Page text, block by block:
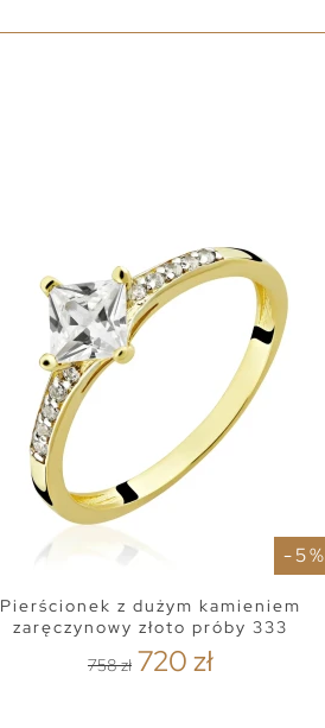
- 5 %
Pierścionek z dużym kamieniem
zaręczynowy złoto próby 333
758 zł 720 zł